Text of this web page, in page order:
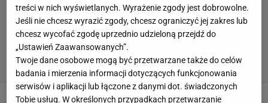
Ile waży dysk olimpijski? Stworzył go niemiecki
treści w nich wyświetlanych. Wyrażenie zgody jest dobrowolne.
Jeśli nie chcesz wyrazić zgody, chcesz ograniczyć jej zakres lub
chcesz wycofać zgodę uprzednio udzieloną przejdź do
„Ustawień Zaawansowanych”.
Twoje dane osobowe mogą być przetwarzane także do celów
badania i mierzenia informacji dotyczących funkcjonowania
serwisów i aplikacji lub łączone z danymi dot. świadczonych
Tobie usług. W określonych przypadkach przetwarzanie